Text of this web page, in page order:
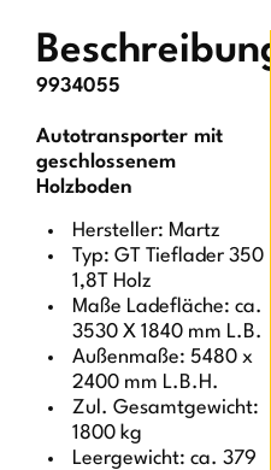
Beschreibung
9934055
Autotransporter mit
geschlossenem
Holzboden
Hersteller: Martz
Typ: GT Tieflader 350
1,8T Holz
Maße Ladefläche: ca.
3530 X 1840 mm L.B.
Außenmaße: 5480 x
2400 mm L.B.H.
Zul. Gesamtgewicht:
1800 kg
Leergewicht: ca. 379